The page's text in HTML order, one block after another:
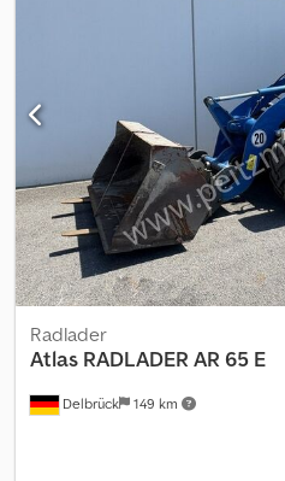
Delbrück 149 km
Radlader
Atlas RADLADER AR 65 E